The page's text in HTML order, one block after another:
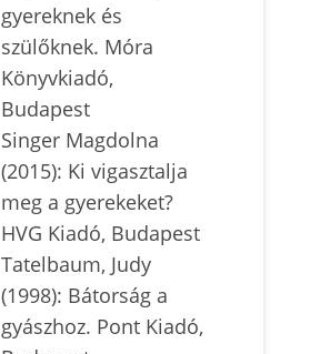
gyereknek és
szülőknek. Móra
Könyvkiadó,
Budapest
Singer Magdolna
(2015): Ki vigasztalja
meg a gyerekeket?
HVG Kiadó, Budapest
Tatelbaum, Judy
(1998): Bátorság a
gyászhoz. Pont Kiadó,